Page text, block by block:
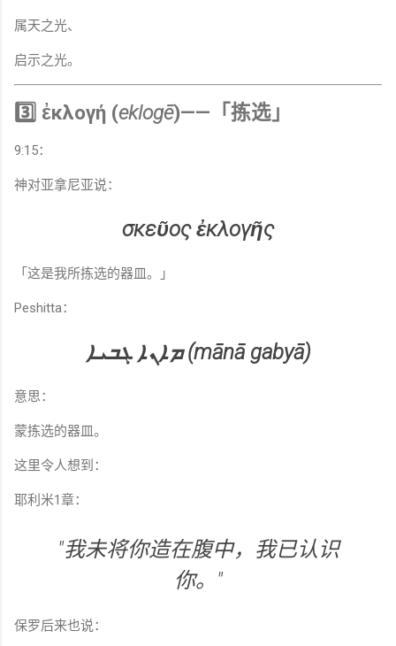
属天之光、
启示之光。
3️⃣ ἐκλογή (eklogē)——「拣选」
9:15：
神对亚拿尼亚说：
σκεῦος ἐκλογῆς
「这是我所拣选的器皿。」
Peshitta：
ܡܐܢܐ ܓܒܝܐ (mānā gabyā)
意思：
蒙拣选的器皿。
这里令人想到：
耶利米1章：
"我未将你造在腹中，我已认识
你。"
保罗后来也说：